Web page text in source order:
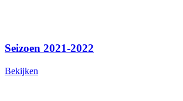
Seizoen 2021-2022
Bekijken